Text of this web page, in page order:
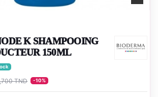
K SHAMPOOING
150ML
TND -10%